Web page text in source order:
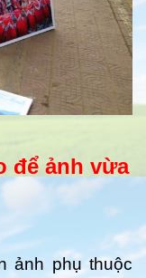
để ảnh vừa
ảnh phụ thuộc